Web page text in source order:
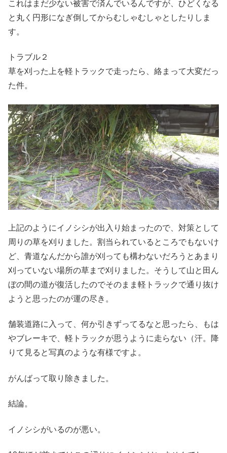
これはまだ少ない被害で済んでいるんですが、ひどくなる
と丸く円形になぎ倒してからむしゃむしゃとしたりしま
す。
トラブル２
草を刈った上を軽トラックで走ったら、絡まって大変だっ
た件。
上記のようにイノシシが出入り始まったので、対策として
周りの草を刈りました。割当られているところでもないけ
ど、青道なんだから誰が刈っても構わないだろうとあまり
刈っていない場所の草まで刈りました。そうして山と田ん
ぼの間の道が復活したのでそのまま軽トラックで通り抜け
ようと思ったのが運の尽き。
舗装道路に入って、何か引きずってるなと思ったら、もは
やブレーキで、軽トラックが思うように走らない（汗。降
りて見ると写真のような有様ですよ。
がんばって取り除きました。
結論。
イノシシがいるのが悪い。